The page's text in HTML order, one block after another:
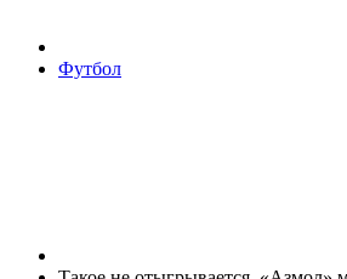
Футбол